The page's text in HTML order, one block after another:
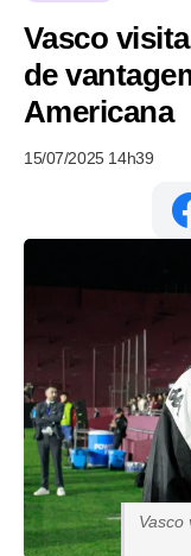
Vasco
de
Americana
15/07/2025 14h39
Vasco